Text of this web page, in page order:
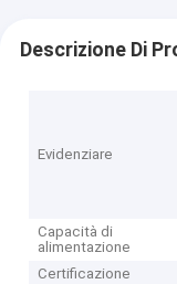
Descrizione Di
Evidenziare
Capacità di
alimentazione
Certificazione